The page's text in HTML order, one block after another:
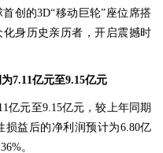
创的3D“移动巨轮”座位席搭
身历史亲历者，开启震撼时
7.11亿元至9.15亿元
亿元至9.15亿元，较上年同期
损益后的净利润预计为6.80亿
。